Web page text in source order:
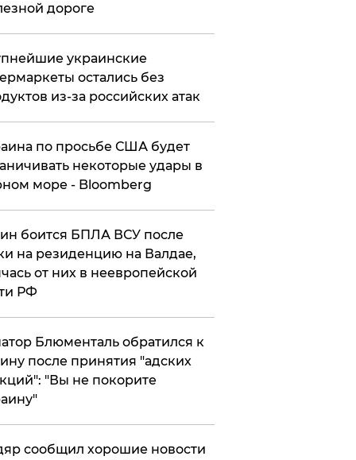
дороге
украинские
остались без
из-за российских атак
по просьбе США будет
некоторые удары в
море - Bloomberg
боится БПЛА ВСУ после
на резиденцию на Валдае,
от них в неевропейской
РФ
Блюменталь обратился к
после принятия "адских
"Вы не покорите
сообщил хорошие новости